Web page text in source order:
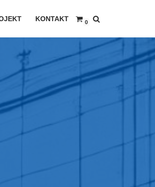
KONTAKT 0